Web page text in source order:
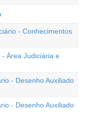
- Conhecimentos
Área Judiciária e
- Desenho Auxiliado
- Desenho Auxiliado